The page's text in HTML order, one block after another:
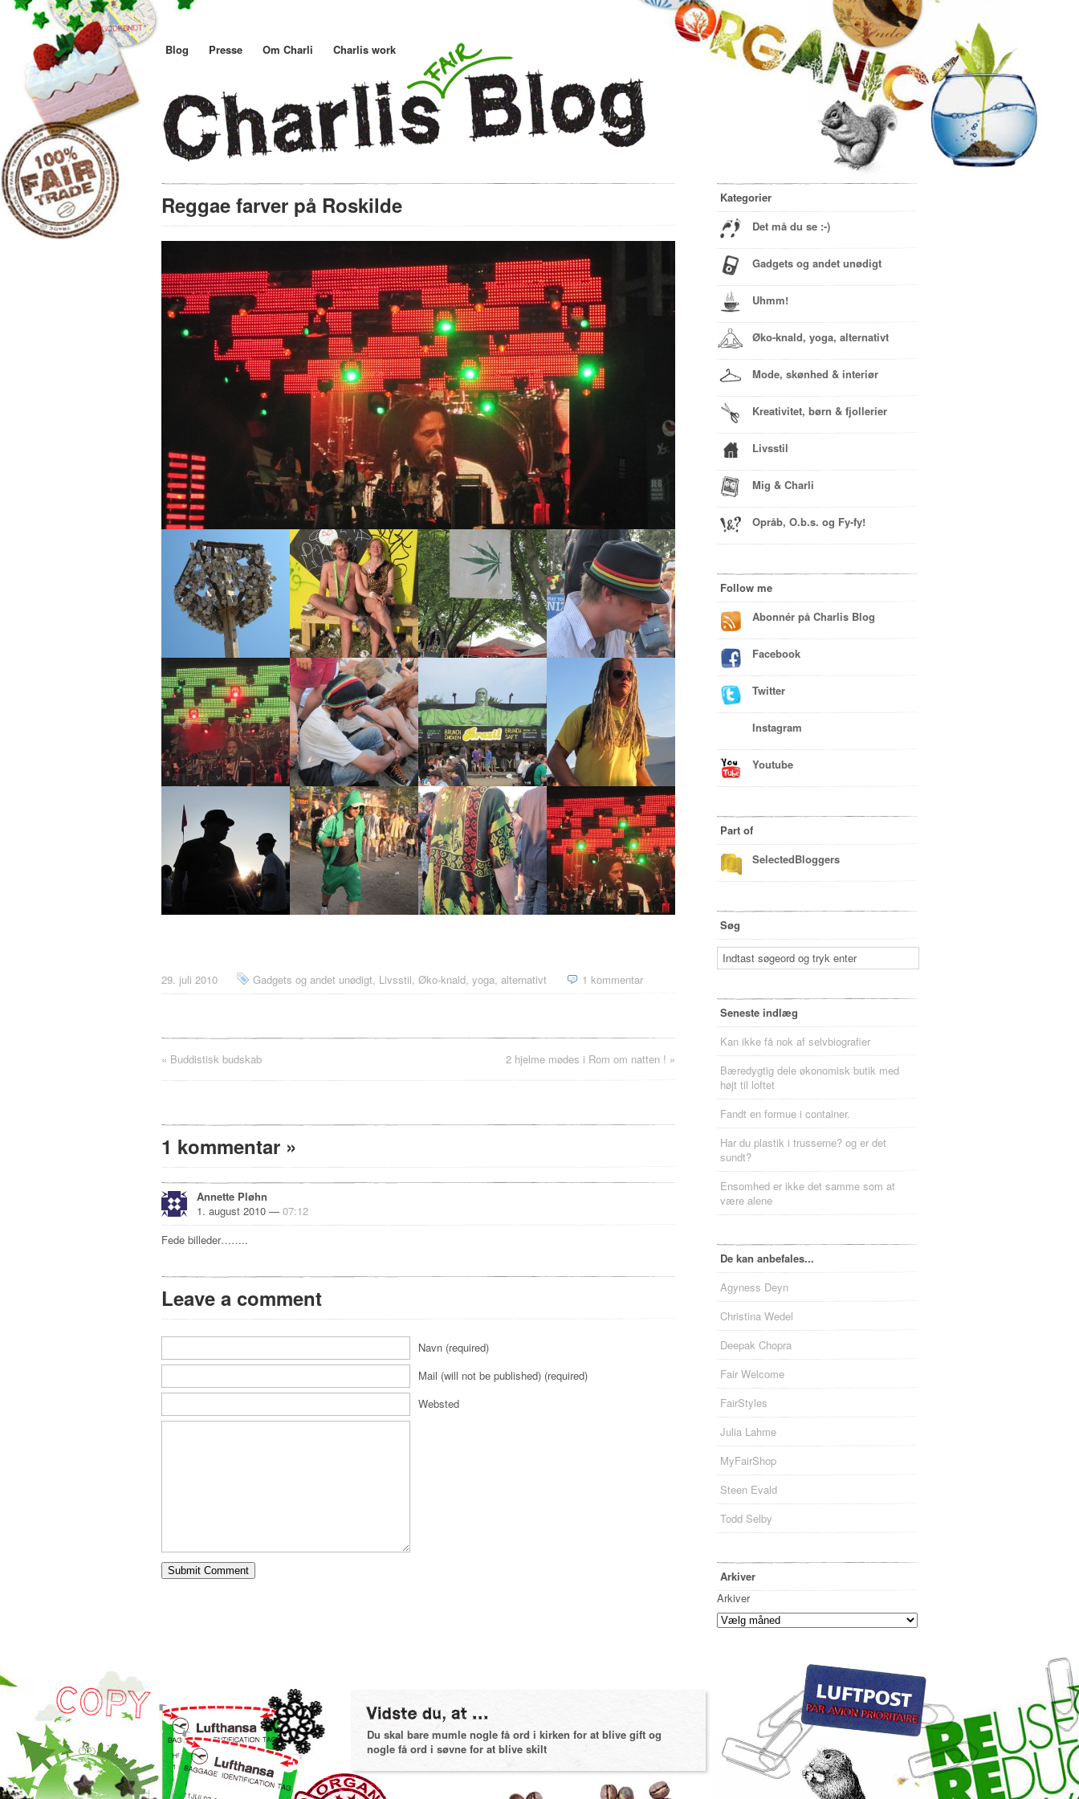
Blog Presse Om Charli Charlis work
Reggae farver på Roskilde
29. juli 2010 Gadgets og andet unødigt, Livsstil, Øko-knald, yoga, alternativt 1 kommentar
« Buddistisk budskab 2 hjelme mødes i Rom om natten ! »
1 kommentar »
Annette Pløhn
1. august 2010 — 07:12
Fede billeder……..
Leave a comment
Navn (required)
Mail (will not be published) (required)
Websted
Kategorier
Det må du se :-)
Gadgets og andet unødigt
Uhmm!
Øko-knald, yoga, alternativt
Mode, skønhed & interiør
Kreativitet, børn & fjollerier
Livsstil
Mig & Charli
Opråb, O.b.s. og Fy-fy!
Follow me
Abonnér på Charlis Blog
Facebook
Twitter
Instagram
Youtube
Part of
SelectedBloggers
Søg
Seneste indlæg
Kan ikke få nok af selvbiografier
Bæredygtig dele økonomisk butik med
højt til loftet
Fandt en formue i container.
Har du plastik i trusserne? og er det
sundt?
Ensomhed er ikke det samme som at
være alene
De kan anbefales...
Agyness Deyn
Christina Wedel
Deepak Chopra
Fair Welcome
FairStyles
Julia Lahme
MyFairShop
Steen Evald
Todd Selby
Arkiver
Arkiver
Du skal bare mumle nogle få ord i kirken for at blive gift og
nogle få ord i søvne for at blive skilt